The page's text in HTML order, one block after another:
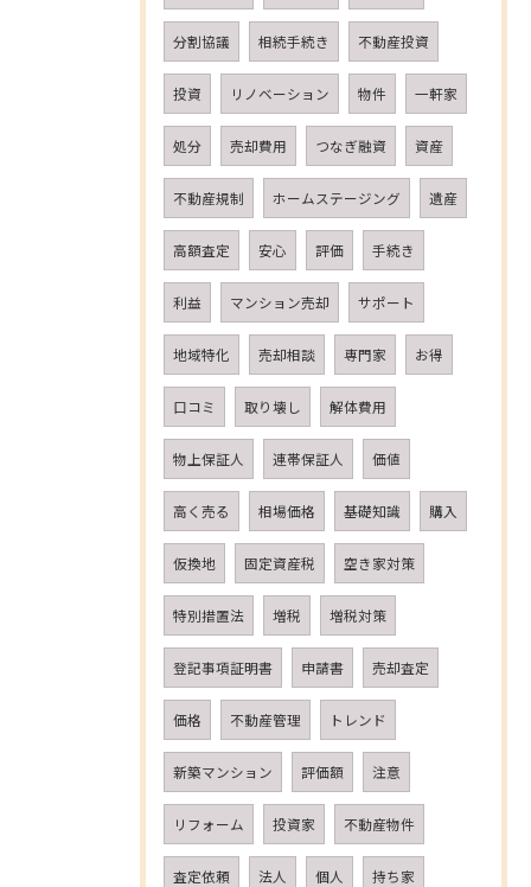
分割協議 相続手続き 不動産投資
投資 リノベーション 物件 一軒家
処分 売却費用 つなぎ融資 資産
不動産規制 ホームステージング 遺産
高額査定 安心 評価 手続き
利益 マンション売却 サポート
地域特化 売却相談 専門家 お得
口コミ 取り壊し 解体費用
物上保証人 連帯保証人 価値
高く売る 相場価格 基礎知識 購入
仮換地 固定資産税 空き家対策
特別措置法 増税 増税対策
登記事項証明書 申請書 売却査定
価格 不動産管理 トレンド
新築マンション 評価額 注意
リフォーム 投資家 不動産物件
査定依頼 法人 個人 持ち家